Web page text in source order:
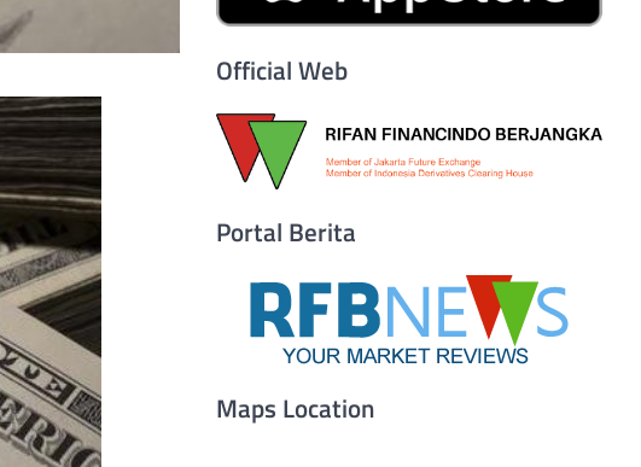
Official Web
Portal Berita
Maps Location